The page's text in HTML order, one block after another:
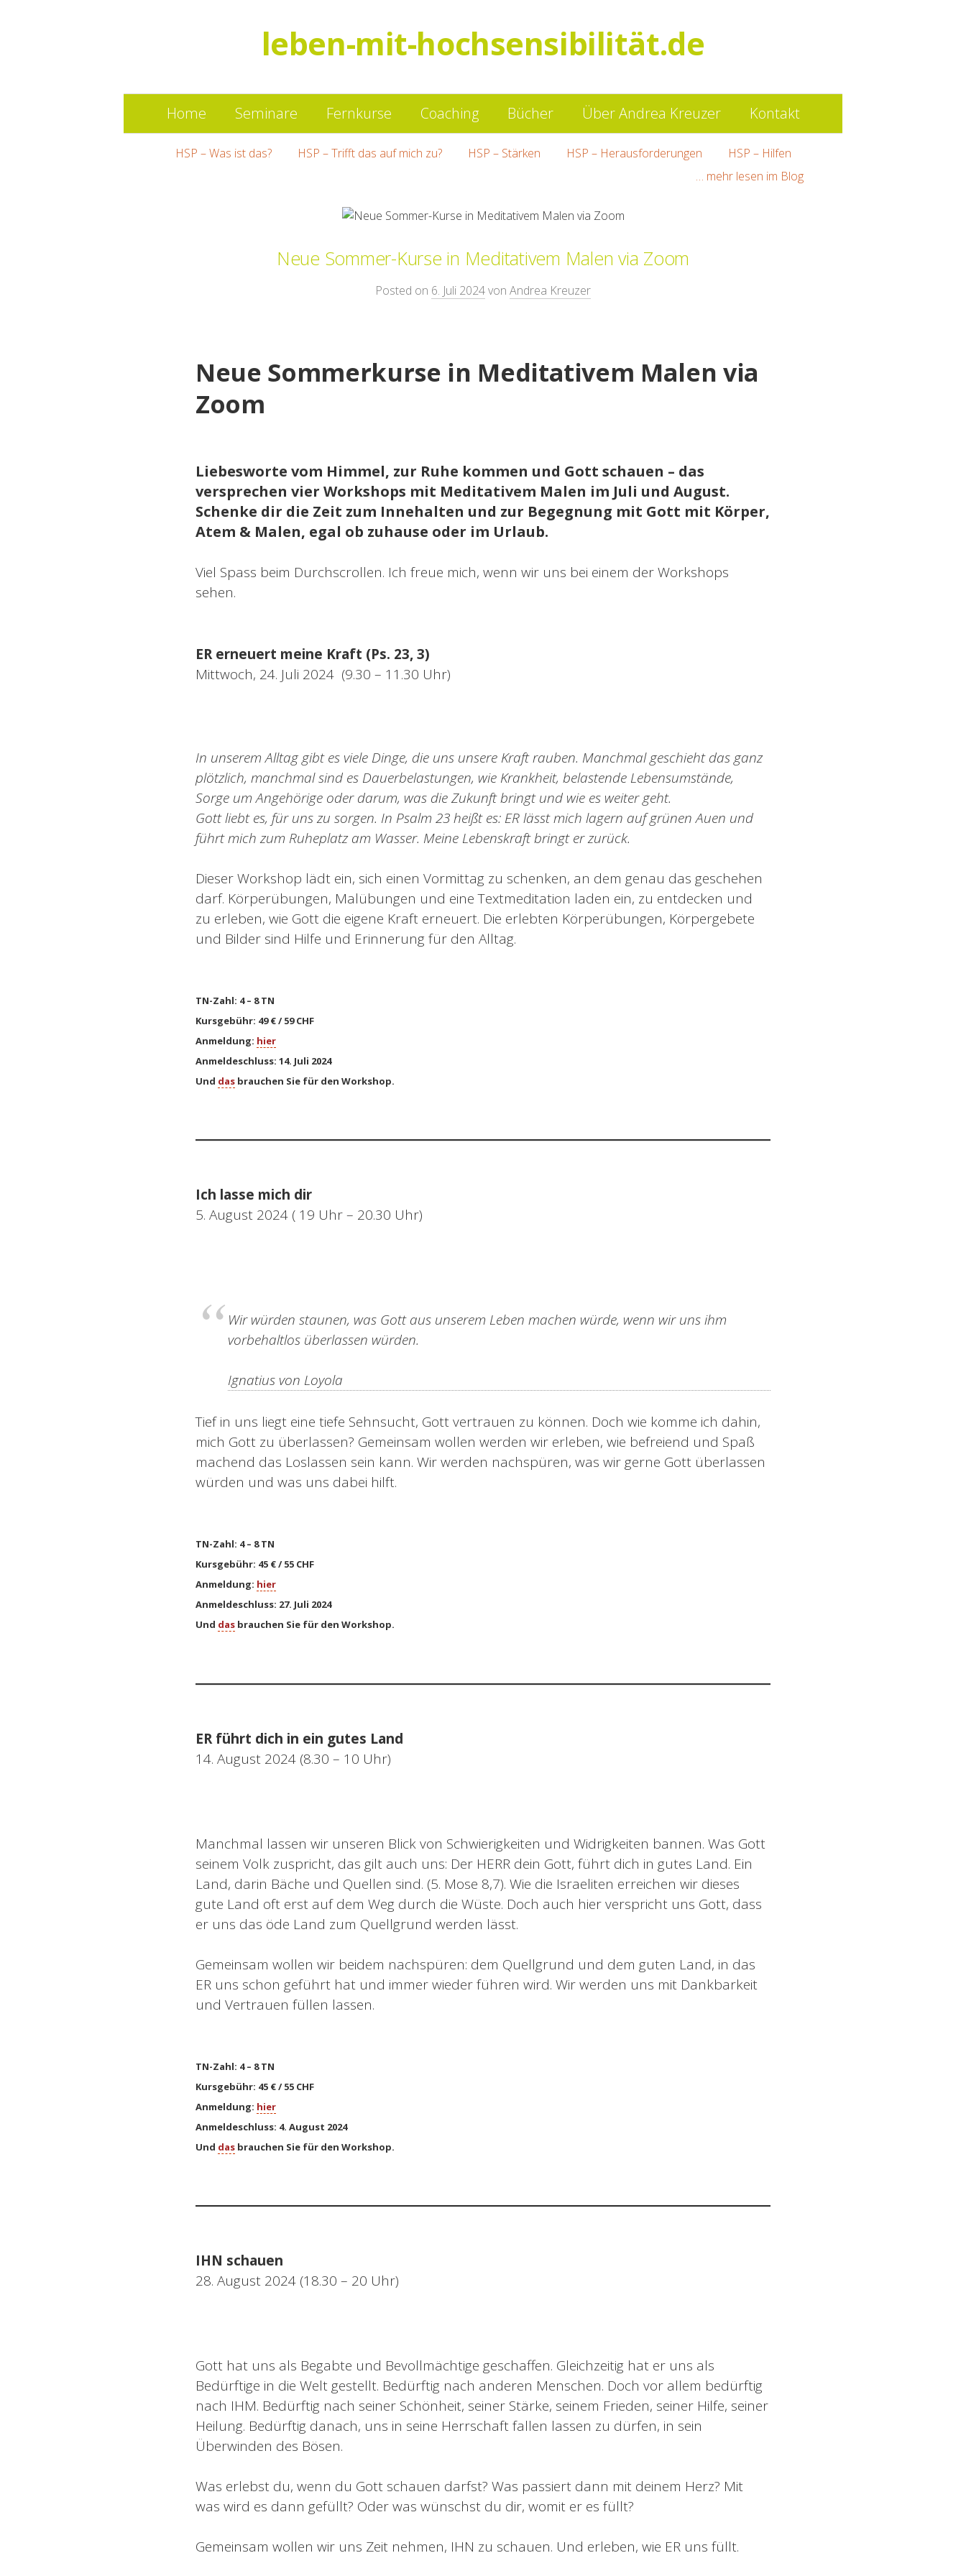
leben-mit-hochsensibilität.de
Springe
zum
Home Seminare Fernkurse Coaching Bücher Über Andrea Kreuzer Kontakt
HSP – Was ist das? HSP – Trifft das auf mich zu? HSP – Stärken HSP – Herausforderungen
HSP – Hilfen
… mehr lesen im Blog
Neue Sommer-Kurse in Meditativem Malen via Zoom
Posted on 6. Juli 2024von Andrea Kreuzer
Neue Sommerkurse in Meditativem Malen via
Zoom
Liebesworte vom Himmel, zur Ruhe kommen und Gott schauen – das
versprechen vier Workshops mit Meditativem Malen im Juli und August.
Schenke dir die Zeit zum Innehalten und zur Begegnung mit Gott mit Körper,
Atem & Malen, egal ob zuhause oder im Urlaub.
Viel Spass beim Durchscrollen. Ich freue mich, wenn wir uns bei einem der Workshops
sehen.
ER erneuert meine Kraft (Ps. 23, 3)
Mittwoch, 24. Juli 2024 (9.30 – 11.30 Uhr)
In unserem Alltag gibt es viele Dinge, die uns unsere Kraft rauben. Manchmal geschieht das ganz
plötzlich, manchmal sind es Dauerbelastungen, wie Krankheit, belastende Lebensumstände,
Sorge um Angehörige oder darum, was die Zukunft bringt und wie es weiter geht.
Gott liebt es, für uns zu sorgen. In Psalm 23 heißt es: ER lässt mich lagern auf grünen Auen und
führt mich zum Ruheplatz am Wasser. Meine Lebenskraft bringt er zurück.
Dieser Workshop lädt ein, sich einen Vormittag zu schenken, an dem genau das geschehen
darf. Körperübungen, Malübungen und eine Textmeditation laden ein, zu entdecken und
zu erleben, wie Gott die eigene Kraft erneuert. Die erlebten Körperübungen, Körpergebete
und Bilder sind Hilfe und Erinnerung für den Alltag.
TN-Zahl: 4 – 8 TN
Kursgebühr: 49 € / 59 CHF
Anmeldung: hier
Anmeldeschluss: 14. Juli 2024
Und das brauchen Sie für den Workshop.
Ich lasse mich dir
5. August 2024 ( 19 Uhr – 20.30 Uhr)
Wir würden staunen, was Gott aus unserem Leben machen würde, wenn wir uns ihm
vorbehaltlos überlassen würden.
Ignatius von Loyola
Tief in uns liegt eine tiefe Sehnsucht, Gott vertrauen zu können. Doch wie komme ich dahin,
mich Gott zu überlassen? Gemeinsam wollen werden wir erleben, wie befreiend und Spaß
machend das Loslassen sein kann. Wir werden nachspüren, was wir gerne Gott überlassen
würden und was uns dabei hilft.
TN-Zahl: 4 – 8 TN
Kursgebühr: 45 € / 55 CHF
Anmeldung: hier
Anmeldeschluss: 27. Juli 2024
Und das brauchen Sie für den Workshop.
ER führt dich in ein gutes Land
14. August 2024 (8.30 – 10 Uhr)
Manchmal lassen wir unseren Blick von Schwierigkeiten und Widrigkeiten bannen. Was Gott
seinem Volk zuspricht, das gilt auch uns: Der HERR dein Gott, führt dich in gutes Land. Ein
Land, darin Bäche und Quellen sind. (5. Mose 8,7). Wie die Israeliten erreichen wir dieses
gute Land oft erst auf dem Weg durch die Wüste. Doch auch hier verspricht uns Gott, dass
er uns das öde Land zum Quellgrund werden lässt.
Gemeinsam wollen wir beidem nachspüren: dem Quellgrund und dem guten Land, in das
ER uns schon geführt hat und immer wieder führen wird. Wir werden uns mit Dankbarkeit
und Vertrauen füllen lassen.
TN-Zahl: 4 – 8 TN
Kursgebühr: 45 € / 55 CHF
Anmeldung: hier
Anmeldeschluss: 4. August 2024
Und das brauchen Sie für den Workshop.
IHN schauen
28. August 2024 (18.30 – 20 Uhr)
Gott hat uns als Begabte und Bevollmächtige geschaffen. Gleichzeitig hat er uns als
Bedürftige in die Welt gestellt. Bedürftig nach anderen Menschen. Doch vor allem bedürftig
nach IHM. Bedürftig nach seiner Schönheit, seiner Stärke, seinem Frieden, seiner Hilfe, seiner
Heilung. Bedürftig danach, uns in seine Herrschaft fallen lassen zu dürfen, in sein
Überwinden des Bösen.
Was erlebst du, wenn du Gott schauen darfst? Was passiert dann mit deinem Herz? Mit
was wird es dann gefüllt? Oder was wünschst du dir, womit er es füllt?
Gemeinsam wollen wir uns Zeit nehmen, IHN zu schauen. Und erleben, wie ER uns füllt.